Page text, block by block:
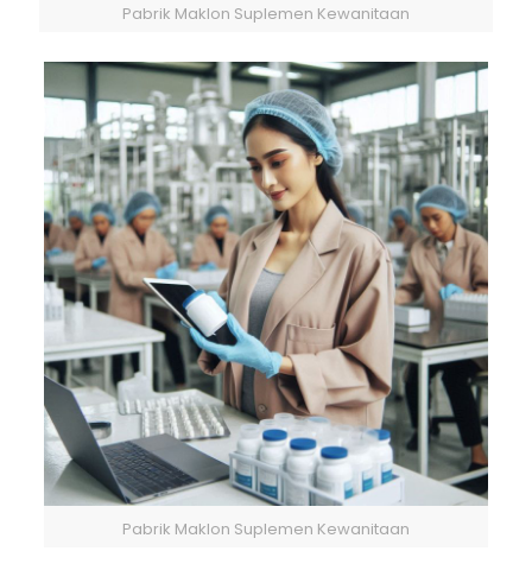
Pabrik Maklon Suplemen Kewanitaan
Pabrik Maklon Suplemen Kewanitaan